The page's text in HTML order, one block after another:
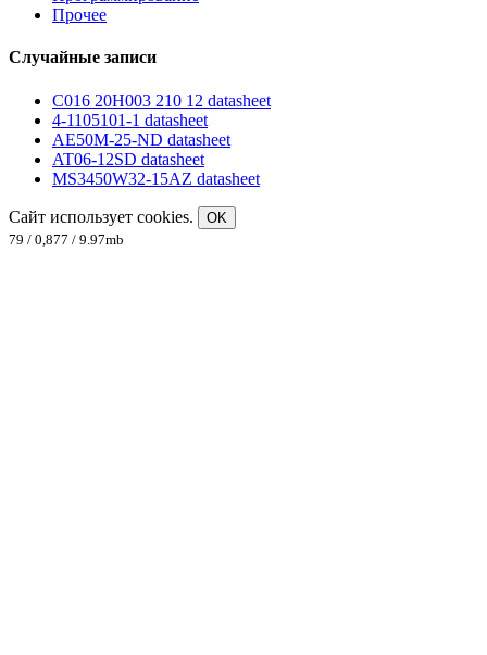
Прочее
Случайные записи
C016 20H003 210 12 datasheet
4-1105101-1 datasheet
AE50M-25-ND datasheet
AT06-12SD datasheet
MS3450W32-15AZ datasheet
Сайт использует cookies.
OK
79 / 0,877 / 9.97mb